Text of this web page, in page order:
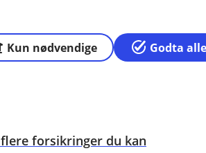
viser at de bryr seg
trivselen og lojaliteten
lavere sykefravær
forsikringer du kan
Kun nødvendige Godta alle